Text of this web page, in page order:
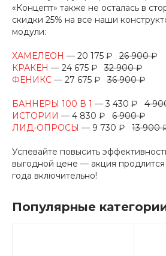
«Концепт» также не осталась в
скидки 25% на все наши
модули:
ХАМЕЛЕОН — 20 175 ₽ 26 900 ₽
КРАКЕН — 24 675 ₽ 32 900 ₽
ФЕНИКС — 27 675 ₽ 36 900 ₽
БАННЕРЫ 100 В 1 — 3 430 ₽ 4
ИСТОРИИ — 4 830 ₽ 6 900 ₽
ЛИД-ОПРОСЫ — 9 730 ₽ 13 900
Успевайте повысить
выгодной цене — акция
года включительно!
Популярные